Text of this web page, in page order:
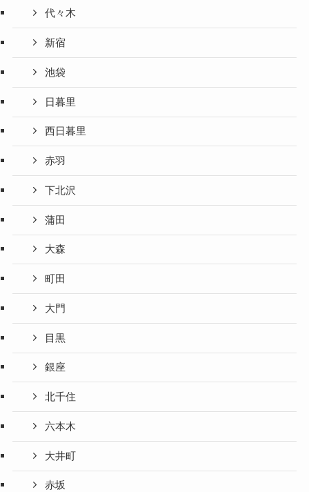
代々木
新宿
池袋
日暮里
西日暮里
赤羽
下北沢
蒲田
大森
町田
大門
目黒
銀座
北千住
六本木
大井町
赤坂